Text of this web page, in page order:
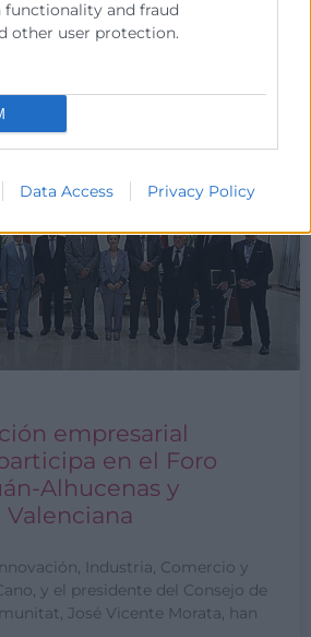
and fraud
other user protection.
Data Access Privacy Policy
empresarial
en el Foro
Alhucenas y
Industria, Comercio y
y el presidente del Consejo de
José Vicente Morata, han